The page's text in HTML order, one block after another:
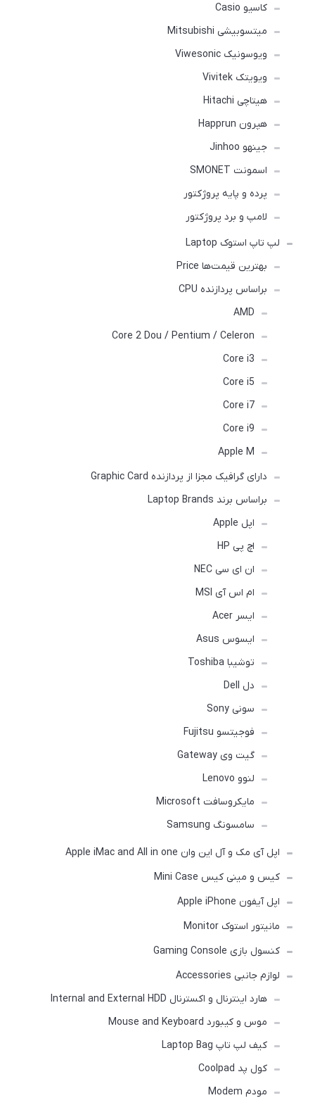
کاسیو Casio
میتسوبیشی Mitsubishi
ویوسونیک Viwesonic
ویویتک Vivitek
هیتاچی Hitachi
هپرون Happrun
جینهو Jinhoo
اسمونت SMONET
پرده و پایه پروژکتور
لامپ و برد پروژکتور
لپ تاپ استوک Laptop
بهترین قیمت‌ها Price
براساس پردازنده CPU
AMD
Core 2 Dou / Pentium / Celeron
Core i3
Core i5
Core i7
Core i9
Apple M
دارای گرافیک مجزا از پردازنده Graphic Card
براساس برند Laptop Brands
اپل Apple
اچ پی HP
ان ای سی NEC
ام اس آی MSI
ایسر Acer
ایسوس Asus
توشیبا Toshiba
دل Dell
سونی Sony
فوجیتسو Fujitsu
گیت وی Gateway
لنوو Lenovo
مایکروسافت Microsoft
سامسونگ Samsung
اپل آی مک و آل این وان Apple iMac and All in one
کیس و مینی کیس Mini Case
اپل آیفون Apple iPhone
مانیتور استوک Monitor
کنسول بازی Gaming Console
لوازم جانبی Accessories
هارد اینترنال و اکسترنال Internal and External HDD
موس و کیبورد Mouse and Keyboard
کیف لپ تاپ Laptop Bag
کول پد Coolpad
مودم Modem